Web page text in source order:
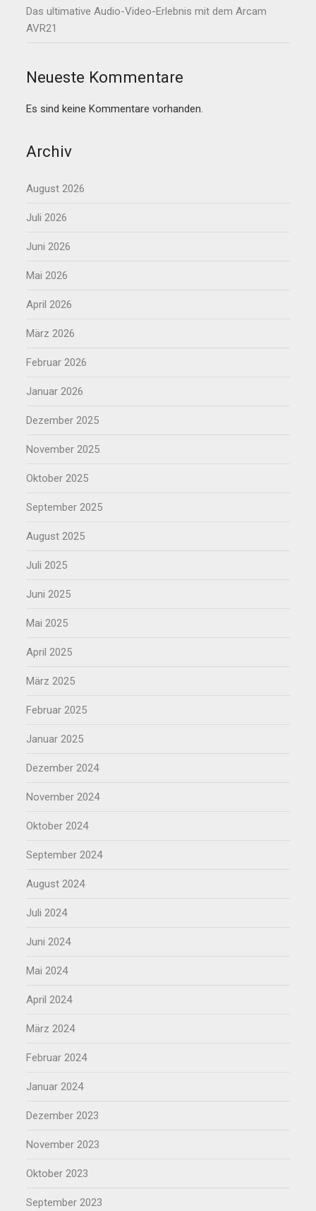
Das ultimative Audio-Video-Erlebnis mit dem Arcam
AVR21
Neueste Kommentare
Es sind keine Kommentare vorhanden.
Archiv
August 2026
Juli 2026
Juni 2026
Mai 2026
April 2026
März 2026
Februar 2026
Januar 2026
Dezember 2025
November 2025
Oktober 2025
September 2025
August 2025
Juli 2025
Juni 2025
Mai 2025
April 2025
März 2025
Februar 2025
Januar 2025
Dezember 2024
November 2024
Oktober 2024
September 2024
August 2024
Juli 2024
Juni 2024
Mai 2024
April 2024
März 2024
Februar 2024
Januar 2024
Dezember 2023
November 2023
Oktober 2023
September 2023